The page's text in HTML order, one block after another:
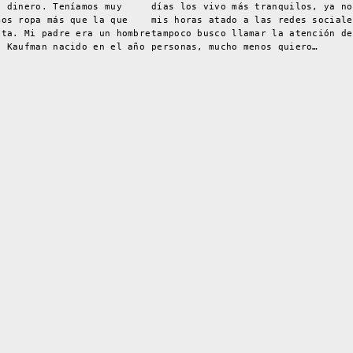
Teníamos muy
ropa más que la que
Mi padre era un hombre
nacido en el año
días los vivo más tranquilos, ya no
mis horas atado a las redes
tampoco busco llamar la atención
personas, mucho menos quiero…